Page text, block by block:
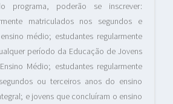
programa, poderão se inscrever:
matriculados nos segundos e
médio; estudantes regularmente
período da Educação de Jovens
Médio; estudantes regularmente
ou terceiros anos do ensino
e jovens que concluíram o ensino